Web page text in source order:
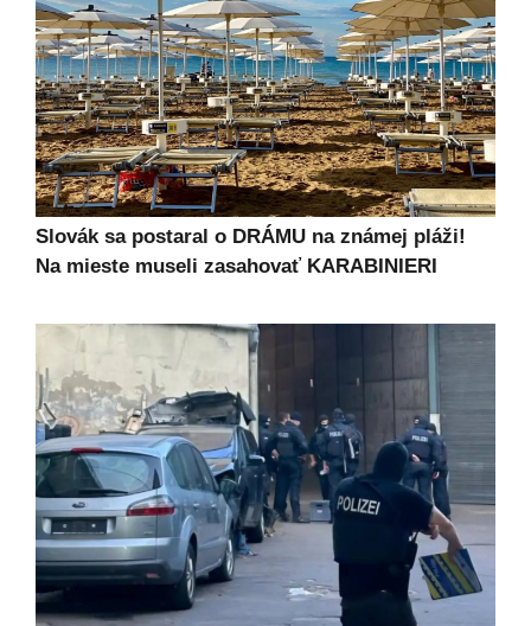
Slovák sa postaral o DRÁMU na známej pláži!
Na mieste museli zasahovať KARABINIERI